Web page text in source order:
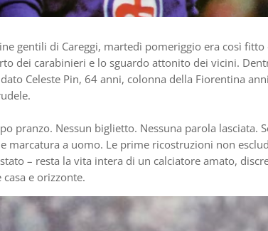
gentili di Careggi, martedì pomeriggio era così
dei carabinieri e lo sguardo attonito dei vicini.
Celeste Pin, 64 anni, colonna della Fiorentina
pranzo. Nessun biglietto. Nessuna parola lasciata.
marcatura a uomo. Le prime ricostruzioni non
– resta la vita intera di un calciatore amato,
e orizzonte.